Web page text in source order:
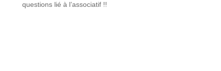
questions lié à l’associatif !!